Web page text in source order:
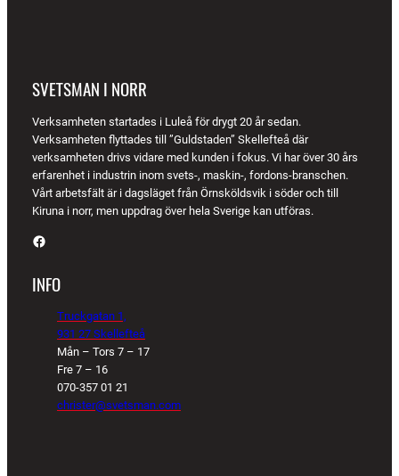
SVETSMAN I NORR
Verksamheten startades i Luleå för drygt 20 år sedan.
Verksamheten flyttades till ”Guldstaden” Skellefteå där
verksamheten drivs vidare med kunden i fokus. Vi har över 30 års
erfarenhet i industrin inom svets-, maskin-, fordons-branschen.
Vårt arbetsfält är i dagsläget från Örnsköldsvik i söder och till
Kiruna i norr, men uppdrag över hela Sverige kan utföras.
Facebook
INFO
Truckgatan 1,
931 27 Skellefteå
Mån – Tors 7 – 17
Fre 7 – 16
070-357 01 21
christer@svetsman.com